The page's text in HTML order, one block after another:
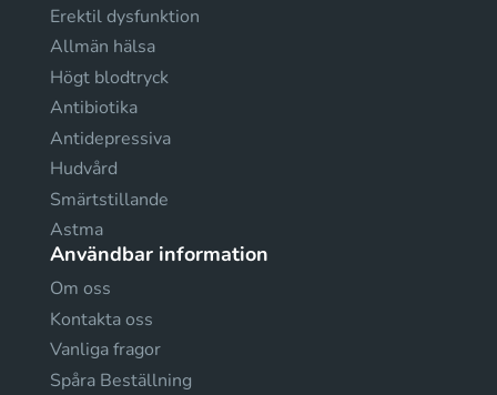
Erektil dysfunktion
Allmän hälsa
Högt blodtryck
Antibiotika
Antidepressiva
Hudvård
Smärtstillande
Astma
Användbar information
Om oss
Kontakta oss
Vanliga fragor
Spåra Beställning